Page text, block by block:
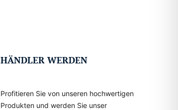
HÄNDLER WERDEN
Profitieren Sie von unseren hochwertigen
Produkten und werden Sie unser